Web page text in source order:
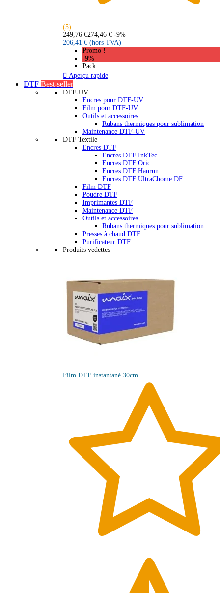
(5)
249,76 €274,46 € -9%
206,41 € (hors TVA)
Promo !
-9%
Pack
 Aperçu rapide
DTF Best-seller
DTF-UV
Encres pour DTF-UV
Film pour DTF-UV
Outils et accessoires
Rubans thermiques pour sublimation
Maintenance DTF-UV
DTF Textile
Encres DTF
Encres DTF InkTec
Encres DTF Oric
Encres DTF Hanrun
Encres DTF UltraChome DF
Film DTF
Poudre DTF
Imprimantes DTF
Maintenance DTF
Outils et accessoires
Rubans thermiques pour sublimation
Presses à chaud DTF
Purificateur DTF
Produits vedettes
Film DTF instantané 30cm...